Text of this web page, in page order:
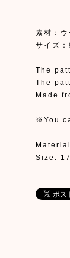
素材：
サイズ
The
The
Made
※You
Size: